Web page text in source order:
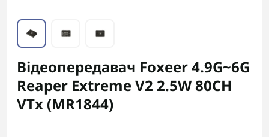
Відеопередавач Foxeer 4.9G~6G
Reaper Extreme V2 2.5W 80CH
VTx (MR1844)